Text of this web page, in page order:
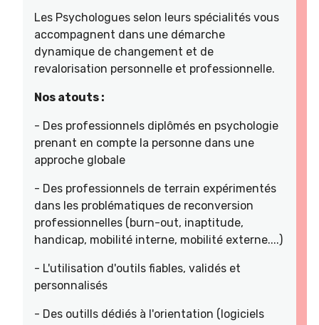
Les Psychologues selon leurs spécialités vous
accompagnent dans une démarche
dynamique de changement et de
revalorisation personnelle et professionnelle.
Nos atouts :
- Des professionnels diplômés en psychologie
prenant en compte la personne dans une
approche globale
- Des professionnels de terrain expérimentés
dans les problématiques de reconversion
professionnelles (burn-out, inaptitude,
handicap, mobilité interne, mobilité externe....)
- L'utilisation d'outils fiables, validés et
personnalisés
- Des outills dédiés à l'orientation (logiciels